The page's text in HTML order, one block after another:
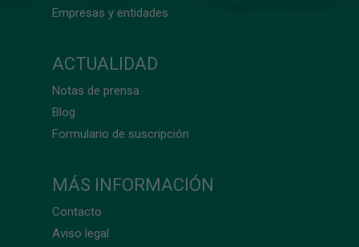
Empresas y entidades
ACTUALIDAD
Notas de prensa
Blog
Formulario de suscripción
MÁS INFORMACIÓN
Contacto
Aviso legal